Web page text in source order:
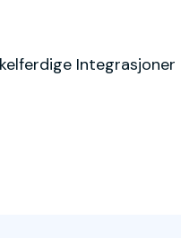
Integrasjoner